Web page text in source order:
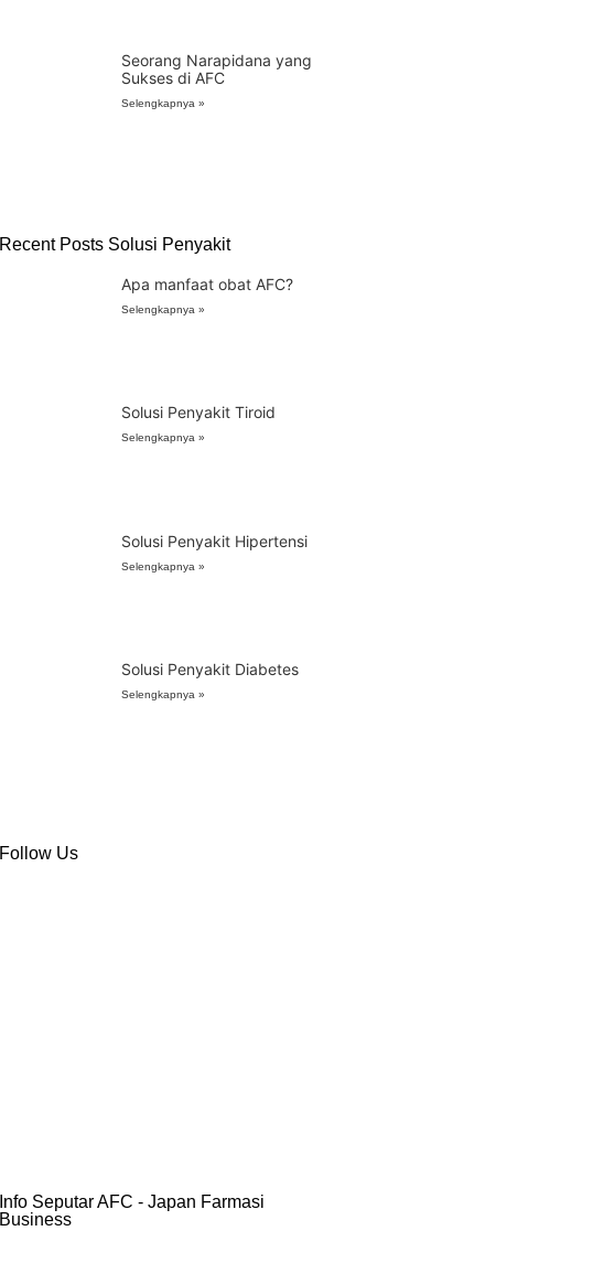
Seorang Narapidana yang
Sukses di AFC
Selengkapnya »
Recent Posts Solusi Penyakit
Apa manfaat obat AFC?
Selengkapnya »
Solusi Penyakit Tiroid
Selengkapnya »
Solusi Penyakit Hipertensi
Selengkapnya »
Solusi Penyakit Diabetes
Selengkapnya »
Follow Us
Info Seputar AFC - Japan Farmasi
Business